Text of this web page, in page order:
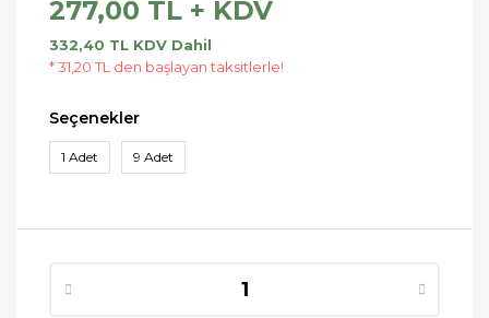
277,00 TL + KDV
332,40 TL KDV Dahil
* 31,20 TL den başlayan taksitlerle!
Seçenekler
1 Adet 9 Adet